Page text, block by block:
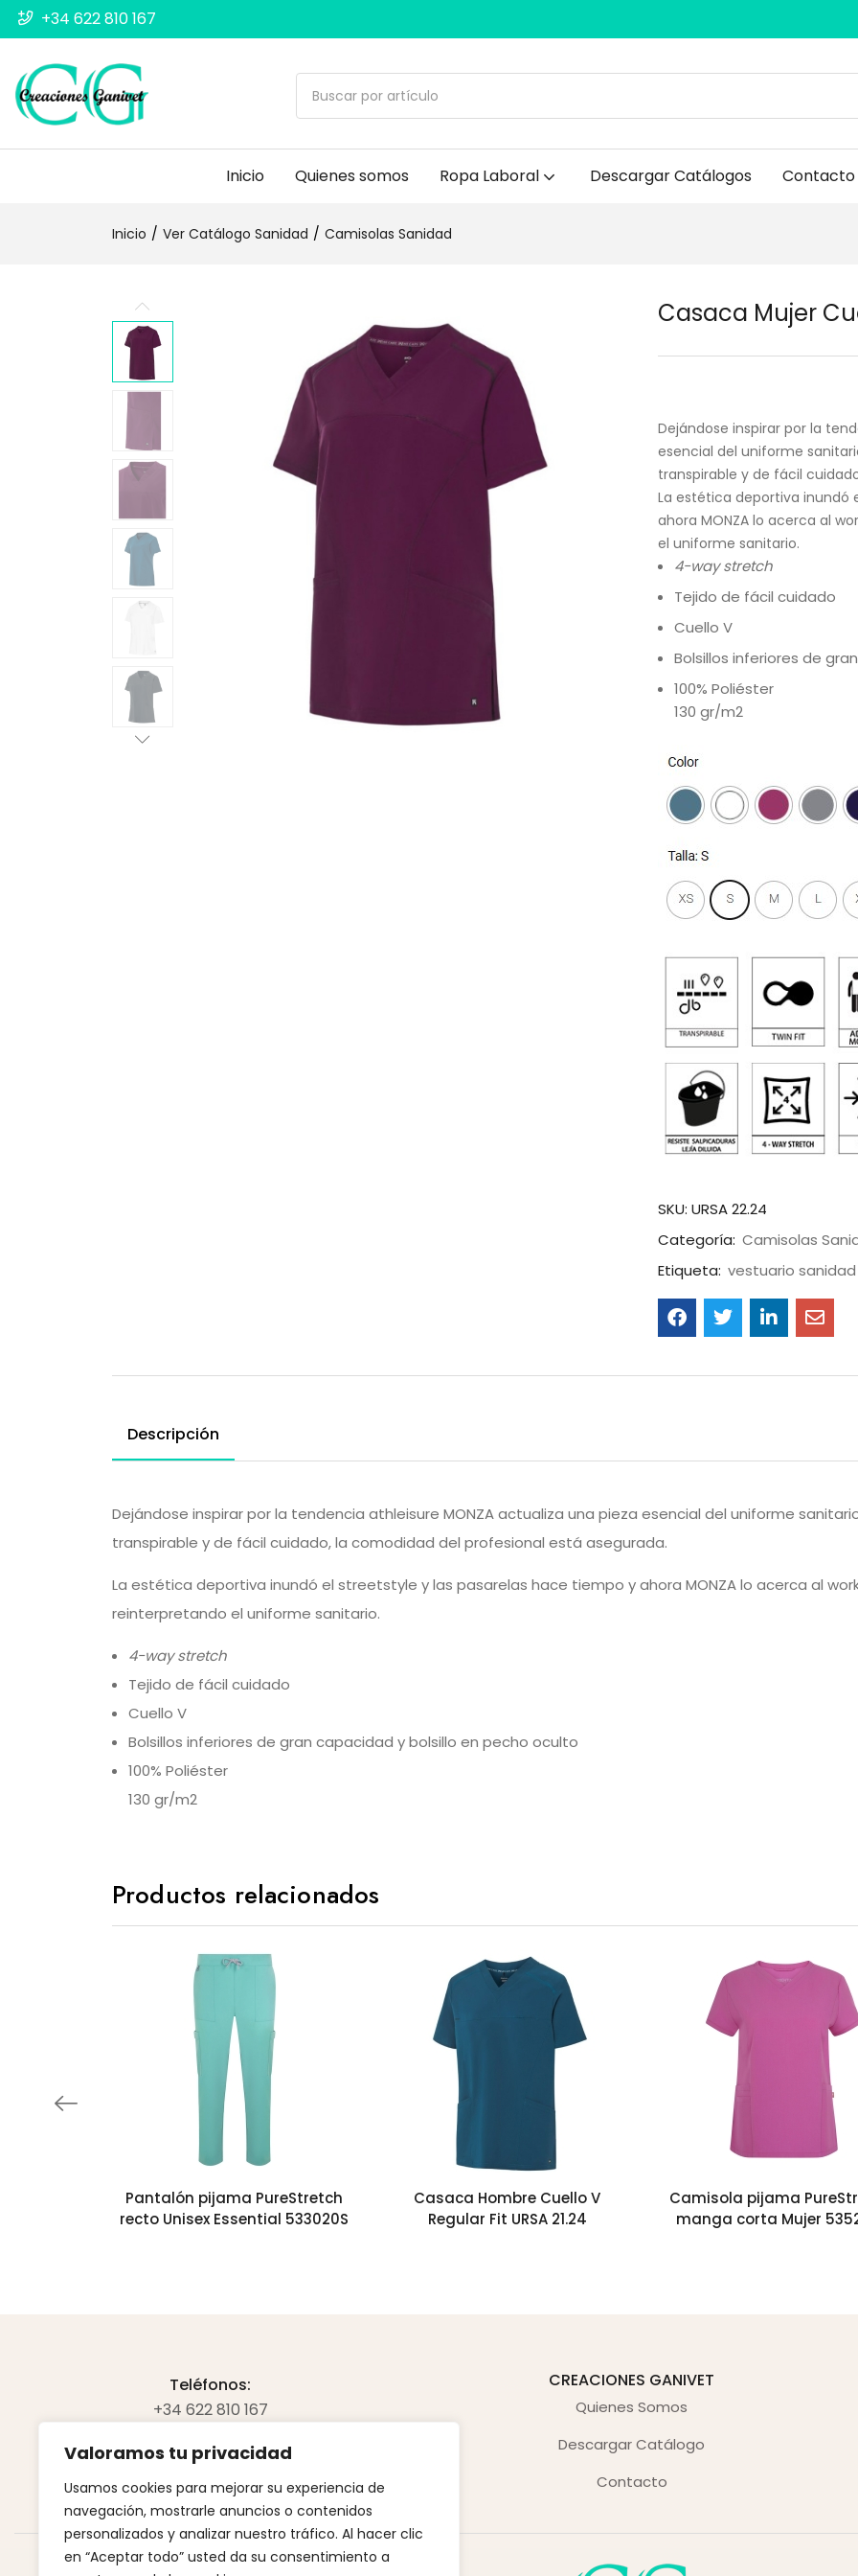
Valoramos tu privacidad
Usamos cookies para mejorar su experiencia de
navegación, mostrarle anuncios o contenidos
personalizados y analizar nuestro tráfico. Al hacer clic
en “Aceptar todo” usted da su consentimiento a
+34 622 810 167
Inicio Quienes somos Ropa Laboral Descargar Catálogos Contacto
Inicio Ver Catálogo Sanidad Camisolas Sanidad
Casaca Mujer
Dejándose inspirar por la
esencial del uniforme
transpirable y de fácil
La estética deportiva inundó
ahora MONZA lo acerca al
el uniforme sanitario.
4-way stretch
Tejido de fácil cuidado
Cuello V
Bolsillos inferiores de
100% Poliéster
130 gr/m2
SKU: URSA 22.24
Categoría: Camisolas
Etiqueta: vestuario sanidad
Descripción
Dejándose inspirar por la tendencia athleisure MONZA actualiza una pieza esencial del uniforme
transpirable y de fácil cuidado, la comodidad del profesional está asegurada.
La estética deportiva inundó el streetstyle y las pasarelas hace tiempo y ahora MONZA lo acerca al
reinterpretando el uniforme sanitario.
4-way stretch
Tejido de fácil cuidado
Cuello V
Bolsillos inferiores de gran capacidad y bolsillo en pecho oculto
100% Poliéster
130 gr/m2
Productos relacionados
Pantalón pijama PureStretch
recto Unisex Essential 533020S
Casaca Hombre Cuello V
Regular Fit URSA 21.24
Camisola pijama
manga corta Mujer
Teléfonos:
+34 622 810 167
Email:
creacionesganivet@gmail.com
CREACIONES GANIVET
Quienes Somos
Descargar Catálogo
Contacto